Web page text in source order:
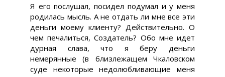
Я его послушал, посидел подумал и у меня
родилась мысль. А не отдать ли мне все эти
деньги моему клиенту? Действительно. О
чем печалиться, Создатель? Обо мне идет
дурная слава, что я беру деньги
немерянные (в близлежащем Чкаловском
суде некоторые недолюбливающие меня